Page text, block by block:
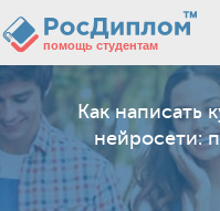
Как
нейросети: